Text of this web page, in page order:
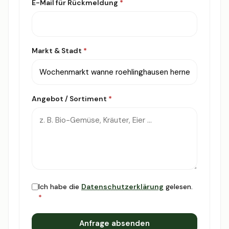
E-Mail für Rückmeldung *
Markt & Stadt *
Angebot / Sortiment *
Ich habe die Datenschutzerklärung gelesen.
*
Anfrage absenden